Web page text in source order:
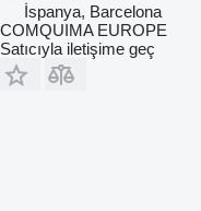
İspanya, Barcelona
COMQUIMA EUROPE
Satıcıyla iletişime geç